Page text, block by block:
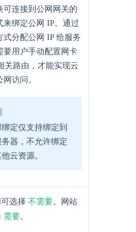
可连接到公网网关的
来绑定公网 IP。通过
式分配公网 IP 给服务
要用户手动配置网卡
关路由，才能实现云
访问。
绑定仅支持绑定到
务器，不允许绑定
云资源。
选择 不需要。网站
需要。